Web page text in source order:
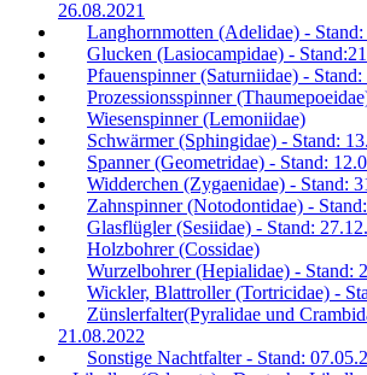
26.08.2021
Langhornmotten (Adelidae) - Stand:
Glucken (Lasiocampidae) -
Pfauenspinner (Saturniidae) -
Prozessionsspinner
Wiesenspinner (Lemoniidae)
Schwärmer (Sphingidae) - Stand:
Spanner (Geometridae) - Stand:
Widderchen (Zygaenidae) - Stand:
Zahnspinner (Notodontidae) -
Glasflügler (Sesiidae) - Stand:
Holzbohrer (Cossidae)
Wurzelbohrer (Hepialidae) - Stand:
Wickler, Blattroller (Tortricidae) -
Zünslerfalter(Pyralidae und
21.08.2022
Sonstige Nachtfalter - Stand: